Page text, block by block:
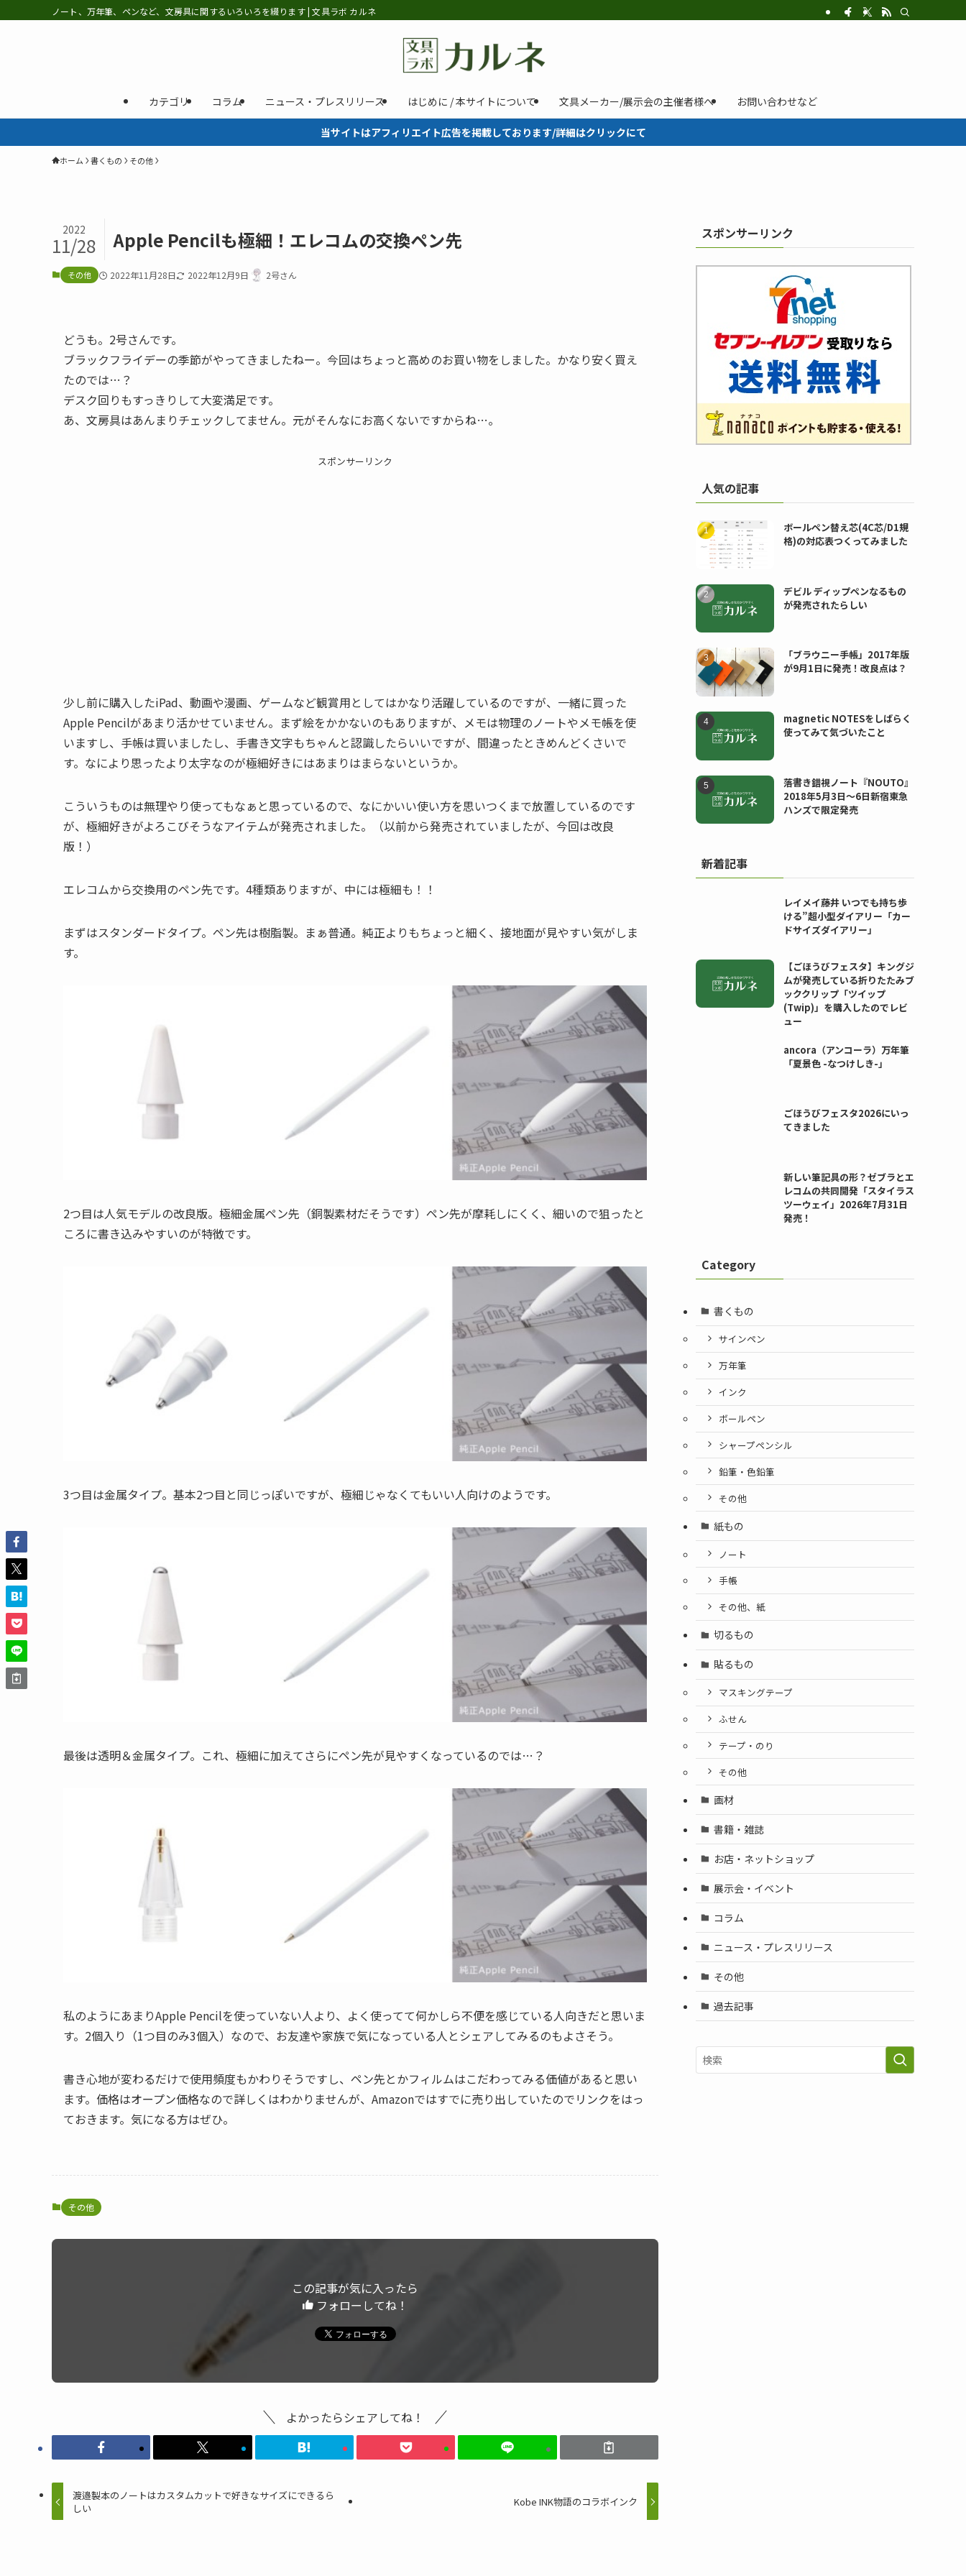
ノート、万年筆、ペンなど、文房具に関するいろいろを綴ります | 文具ラボ カルネ
カテゴリ コラム ニュース・プレスリリース はじめに / 本サイトについて 文具メーカー/展示会の主催者様へ お問い合わせなど
当サイトはアフィリエイト広告を掲載しております/詳細はクリックにて
ホーム 書くもの その他
Apple Pencilも極細！エレコムの交換ペン先
2022
11/28
その他 2022年11月28日 2022年12月9日 2号さん
どうも。2号さんです。
ブラックフライデーの季節がやってきましたねー。今回はちょっと高めのお買い物をしました。かなり安く買え
たのでは…？
デスク回りもすっきりして大変満足です。
あ、文房具はあんまりチェックしてません。元がそんなにお高くないですからね…。
スポンサーリンク
少し前に購入したiPad、動画や漫画、ゲームなど観賞用としてはかなり活躍しているのですが、一緒に買った
Apple Pencilがあまり活かせていません。まず絵をかかないのもありますが、メモは物理のノートやメモ帳を使
いますし、手帳は買いましたし、手書き文字もちゃんと認識したらいいですが、間違ったときめんどくさいで
す。なにより思ったより太字なのが極細好きにはあまりはまらないというか。
こういうものは無理やり使ってもなぁと思っているので、なにかいい使い方を思いつくまで放置しているのです
が、極細好きがよろこびそうなアイテムが発売されました。（以前から発売されていましたが、今回は改良
版！）
エレコムから交換用のペン先です。4種類ありますが、中には極細も！！
まずはスタンダードタイプ。ペン先は樹脂製。まぁ普通。純正よりもちょっと細く、接地面が見やすい気がしま
す。
2つ目は人気モデルの改良版。極細金属ペン先（銅製素材だそうです）ペン先が摩耗しにくく、細いので狙ったと
ころに書き込みやすいのが特徴です。
3つ目は金属タイプ。基本2つ目と同じっぽいですが、極細じゃなくてもいい人向けのようです。
最後は透明＆金属タイプ。これ、極細に加えてさらにペン先が見やすくなっているのでは…？
私のようにあまりApple Pencilを使っていない人より、よく使ってて何かしら不便を感じている人向きだと思いま
す。2個入り（1つ目のみ3個入）なので、お友達や家族で気になっている人とシェアしてみるのもよさそう。
書き心地が変わるだけで使用頻度もかわりそうですし、ペン先とかフィルムはこだわってみる価値があると思い
ます。価格はオープン価格なので詳しくはわかりませんが、Amazonではすでに売り出していたのでリンクをはっ
ておきます。気になる方はぜひ。
その他
この記事が気に入ったら
フォローしてね！
よかったらシェアしてね！
渡邉製本のノートはカスタムカットで好きなサイズにできるら
しい
Kobe INK物語のコラボインク
スポンサーリンク
人気の記事
ボールペン替え芯(4C芯/D1規
格)の対応表つくってみました
デビル ディップペンなるもの
が発売されたらしい
「ブラウニー手帳」2017年版
が9月1日に発売！改良点は？
magnetic NOTESをしばらく
使ってみて気づいたこと
落書き錯視ノート『NOUTO』
2018年5月3日〜6日新宿東急
ハンズで限定発売
新着記事
レイメイ藤井 いつでも持ち歩
ける”超小型ダイアリー「カー
ドサイズダイアリー」
【ごほうびフェスタ】キングジ
ムが発売している折りたたみブ
ッククリップ「ツイップ
(Twip)」を購入したのでレビ
ュー
ancora（アンコーラ）万年筆
「夏景色 -なつけしき-」
ごほうびフェスタ2026にいっ
てきました
新しい筆記具の形？ゼブラとエ
レコムの共同開発「スタイラス
ツーウェイ」2026年7月31日
発売！
Category
書くもの
サインペン
万年筆
インク
ボールペン
シャープペンシル
鉛筆・色鉛筆
その他
紙もの
ノート
手帳
その他、紙
切るもの
貼るもの
マスキングテープ
ふせん
テープ・のり
その他
画材
書籍・雑誌
お店・ネットショップ
展示会・イベント
コラム
ニュース・プレスリリース
その他
過去記事